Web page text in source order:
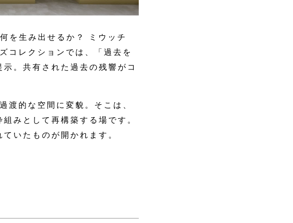
を生み出せるか？ ミウッチ
コレクションでは、「過去を
。共有された過去の残響がコ
的な空間に変貌。そこは、
みとして再構築する場です。
いたものが開かれます。